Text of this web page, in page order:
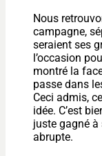
Nous
campagne,
seraient ses
l’occasion
montré la
passe dans
Ceci admis,
idée. C’est
juste gagné à
abrupte.